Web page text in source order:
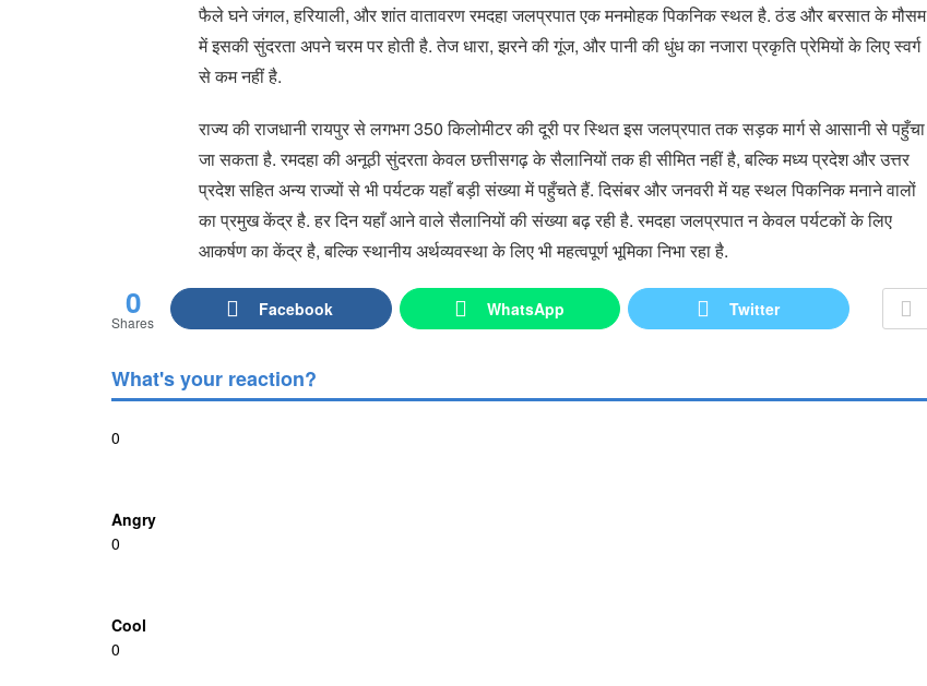
फैले घने जंगल, हरियाली, और शांत वातावरण रमदहा जलप्रपात एक मनमोहक पिकनिक स्थल है. ठंड और बरसात के मौसम
में इसकी सुंदरता अपने चरम पर होती है. तेज धारा, झरने की गूंज, और पानी की धुंध का नजारा प्रकृति प्रेमियों के लिए स्वर्ग
से कम नहीं है.
राज्य की राजधानी रायपुर से लगभग 350 किलोमीटर की दूरी पर स्थित इस जलप्रपात तक सड़क मार्ग से आसानी से पहुँचा
जा सकता है. रमदहा की अनूठी सुंदरता केवल छत्तीसगढ़ के सैलानियों तक ही सीमित नहीं है, बल्कि मध्य प्रदेश और उत्तर
प्रदेश सहित अन्य राज्यों से भी पर्यटक यहाँ बड़ी संख्या में पहुँचते हैं. दिसंबर और जनवरी में यह स्थल पिकनिक मनाने वालों
का प्रमुख केंद्र है. हर दिन यहाँ आने वाले सैलानियों की संख्या बढ़ रही है. रमदहा जलप्रपात न केवल पर्यटकों के लिए
आकर्षण का केंद्र है, बल्कि स्थानीय अर्थव्यवस्था के लिए भी महत्वपूर्ण भूमिका निभा रहा है.
0
Shares
Facebook WhatsApp Twitter
What's your reaction?
0
Angry
0
Cool
0